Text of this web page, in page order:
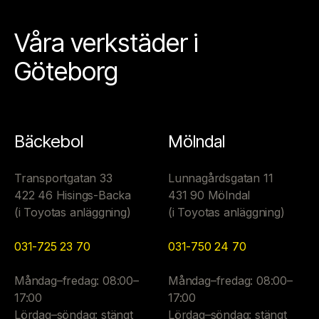
Våra verkstäder i
Göteborg
Bäckebol
Transportgatan 33
422 46 Hisings-Backa
(i Toyotas anläggning)
031-725 23 70
Måndag–fredag: 08:00–
17:00
Lördag–söndag: stängt
Mölndal
Lunnagårdsgatan 11
431 90 Mölndal
(i Toyotas anläggning)
031-750 24 70
Måndag–fredag: 08:00–
17:00
Lördag–söndag: stängt